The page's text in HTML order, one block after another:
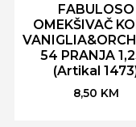
FABULOSO
OMEKŠIVAČ
54 PRANJA
(Artikal
8,50 KM